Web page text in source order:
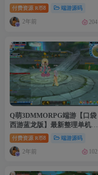
+WIN系半手工服务端+PC客
户端+GM工具+详细搭建教程
付费资源 R币8 端游源码
2年前 204
Q萌3DMMORPG端游【口袋
西游蓝龙版】最新整理单机一
键即玩镜像端+Linux手工服务
端+GM工具+网页注册+PC客
户端+详细搭建教程
付费资源 R币8 端游源码
2年前 102